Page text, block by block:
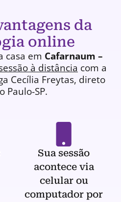
da
online
casa em Cafarnaum –
à distância com a
Cecília Freytas, direto
Paulo-SP.
Sua sessão
acontece via
celular ou
computador por